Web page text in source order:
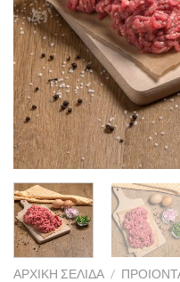
ΑΡΧΙΚΉ ΣΕΛΊΔΑ /